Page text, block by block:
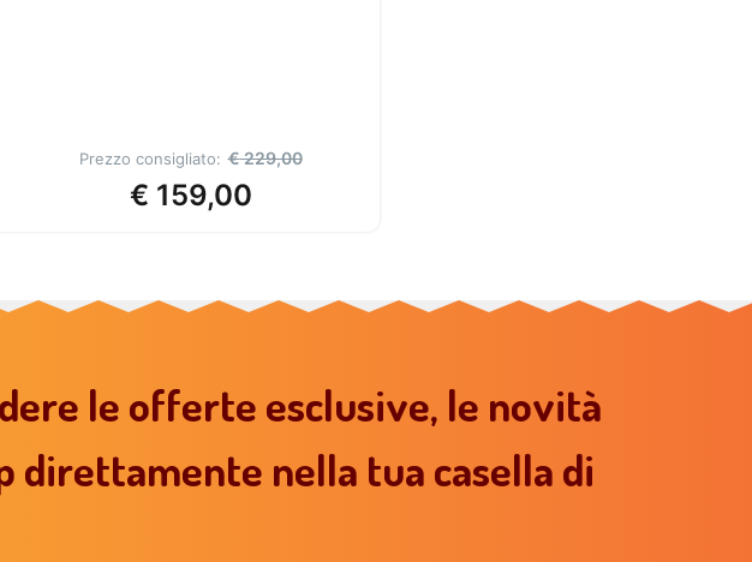
Prezzo consigliato: €229,00
€ 159,00
le offerte esclusive, le novità
nella tua casella di